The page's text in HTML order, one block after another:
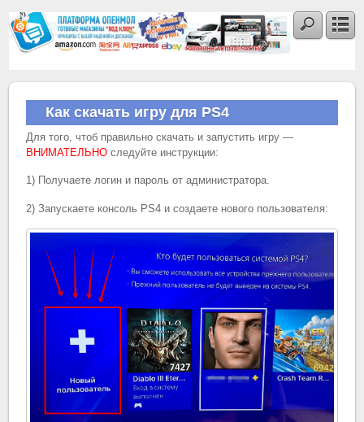
Как скачать игру для PS4
Для того, чтоб правильно скачать и запустить игру —
ВНИМАТЕЛЬНО следуйте инструкции:
1) Получаете логин и пароль от администратора.
2) Запускаете консоль PS4 и создаете нового пользователя: